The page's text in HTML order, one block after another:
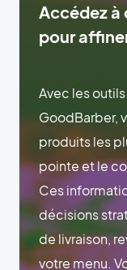
Accédez à
pour
Avec les
GoodBarber,
produits les
pointe et le
Ces
décisions
de livraison,
votre menu.